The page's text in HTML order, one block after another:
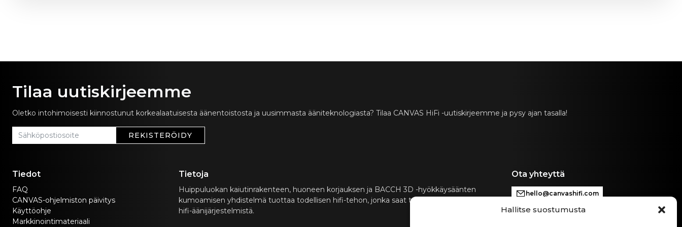
Hallitse suostumusta
Tilaa uutiskirjeemme
Oletko intohimoisesti kiinnostunut korkealaatuisesta äänentoistosta ja uusimmasta ääniteknologiasta? Tilaa CANVAS HiFi -uutiskirjeemme ja pysy ajan tasalla!
REKISTERÖIDY
Tiedot
FAQ
CANVAS-ohjelmiston päivitys
Käyttöohje
Markkinointimateriaali
Tietoja
Huippuluokan kaiutinrakenteen, huoneen korjauksen ja BACCH 3D -hyökkäysäänten
kumoamisen yhdistelmä tuottaa todellisen hifi-tehon, jonka saat tavallisesti vain erityisistä
hifi-äänijärjestelmistä.
Ota yhteyttä
hello@canvashifi.com
Soita numeroon +45 29 75 00 45